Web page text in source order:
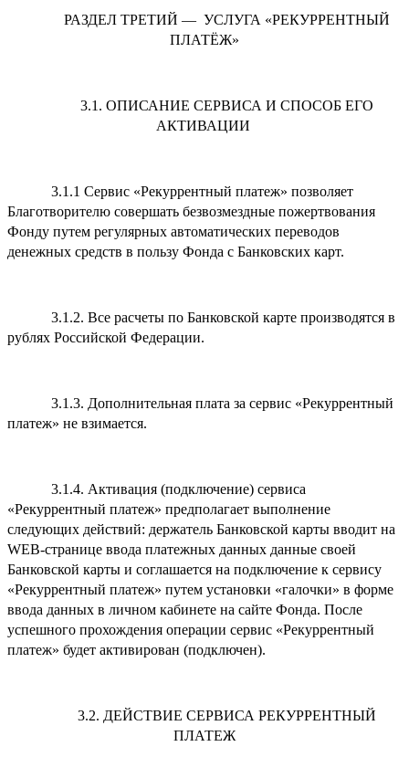
РАЗДЕЛ ТРЕТИЙ — УСЛУГА «РЕКУРРЕНТНЫЙ
ПЛАТЁЖ»
3.1. ОПИСАНИЕ СЕРВИСА И СПОСОБ ЕГО
АКТИВАЦИИ
3.1.1 Сервис «Рекуррентный платеж» позволяет
Благотворителю совершать безвозмездные пожертвования
Фонду путем регулярных автоматических переводов
денежных средств в пользу Фонда с Банковских карт.
3.1.2. Все расчеты по Банковской карте производятся в
рублях Российской Федерации.
3.1.3. Дополнительная плата за сервис «Рекуррентный
платеж» не взимается.
3.1.4. Активация (подключение) сервиса
«Рекуррентный платеж» предполагает выполнение
следующих действий: держатель Банковской карты вводит на
WEB-странице ввода платежных данных данные своей
Банковской карты и соглашается на подключение к сервису
«Рекуррентный платеж» путем установки «галочки» в форме
ввода данных в личном кабинете на сайте Фонда. После
успешного прохождения операции сервис «Рекуррентный
платеж» будет активирован (подключен).
3.2. ДЕЙСТВИЕ СЕРВИСА РЕКУРРЕНТНЫЙ
ПЛАТЕЖ